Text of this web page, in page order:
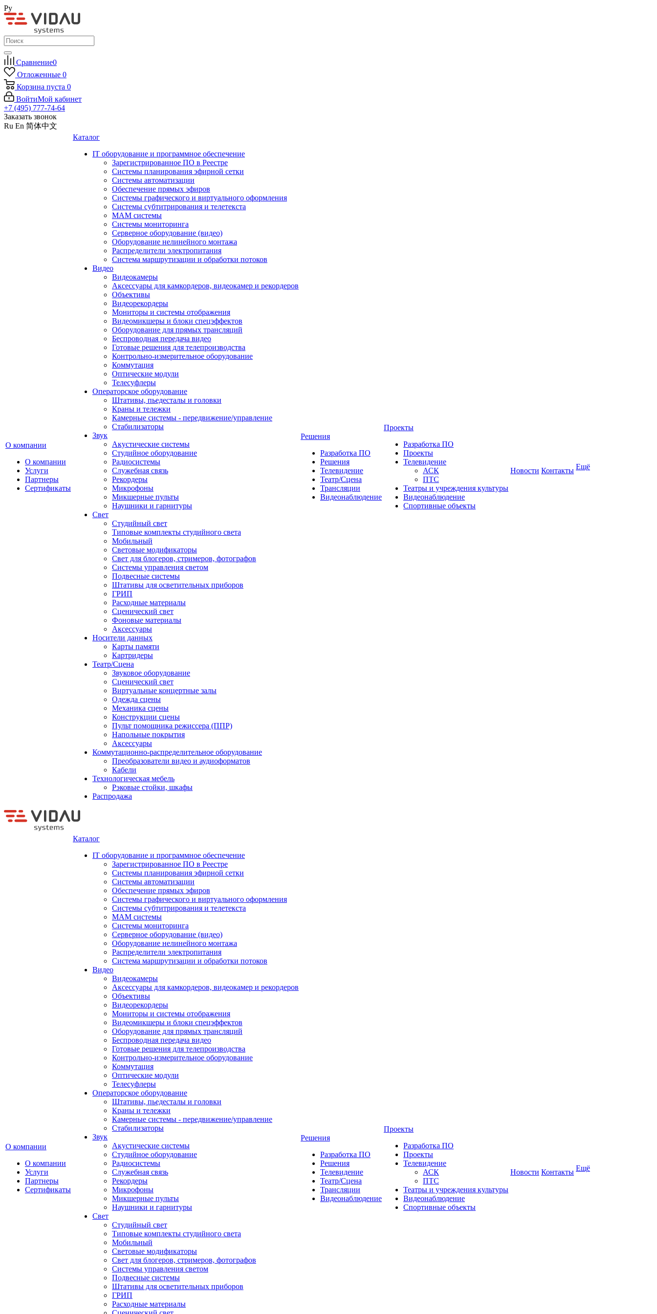
Ру
Сравнение0
Отложенные 0
Корзина пуста 0
ВойтиМой кабинет
+7 (495) 777-74-64
Заказать звонок
Ru En 简体中文
О компании
О компании
Услуги
Партнеры
Сертификаты
Каталог
IT оборудование и программное обеспечение
Зарегистрированное ПО в Реестре
Системы планирования эфирной сетки
Системы автоматизации
Обеспечение прямых эфиров
Системы графического и виртуального оформления
Системы субтитрирования и телетекста
MAM системы
Системы мониторинга
Серверное оборудование (видео)
Оборудование нелинейного монтажа
Распределители электропитания
Система маршрутизации и обработки потоков
Видео
Видеокамеры
Аксессуары для камкордеров, видеокамер и рекордеров
Объективы
Видеорекордеры
Мониторы и системы отображения
Видеомикшеры и блоки спецэффектов
Оборудование для прямых трансляций
Беспроводная передача видео
Готовые решения для телепроизводства
Контрольно-измерительное оборудование
Коммутация
Оптические модули
Телесуфлеры
Операторское оборудование
Штативы, пьедесталы и головки
Краны и тележки
Камерные системы - передвижение/управление
Стабилизаторы
Звук
Акустические системы
Студийное оборудование
Радиосистемы
Служебная связь
Рекордеры
Микрофоны
Микшерные пульты
Наушники и гарнитуры
Свет
Студийный свет
Типовые комплекты студийного света
Мобильный
Световые модификаторы
Свет для блогеров, стримеров, фотографов
Системы управления светом
Подвесные системы
Штативы для осветительных приборов
ГРИП
Расходные материалы
Сценический свет
Фоновые материалы
Аксессуары
Носители данных
Карты памяти
Картридеры
Театр/Сцена
Звуковое оборудование
Сценический свет
Виртуальные концертные залы
Одежда сцены
Механика сцены
Конструкции сцены
Пульт помощника режиссера (ППР)
Напольные покрытия
Аксессуары
Коммутационно-распределительное оборудование
Преобразователи видео и аудиоформатов
Кабели
Технологическая мебель
Рэковые стойки, шкафы
Распродажа
Решения
Разработка ПО
Решения
Телевидение
Театр/Сцена
Трансляции
Видеонаблюдение
Проекты
Разработка ПО
Проекты
Телевидение
АСК
ПТС
Театры и учреждения культуры
Видеонаблюдение
Спортивные объекты
Новости Контакты Ещё
О компании
О компании
Услуги
Партнеры
Сертификаты
Каталог
IT оборудование и программное обеспечение
Зарегистрированное ПО в Реестре
Системы планирования эфирной сетки
Системы автоматизации
Обеспечение прямых эфиров
Системы графического и виртуального оформления
Системы субтитрирования и телетекста
MAM системы
Системы мониторинга
Серверное оборудование (видео)
Оборудование нелинейного монтажа
Распределители электропитания
Система маршрутизации и обработки потоков
Видео
Видеокамеры
Аксессуары для камкордеров, видеокамер и рекордеров
Объективы
Видеорекордеры
Мониторы и системы отображения
Видеомикшеры и блоки спецэффектов
Оборудование для прямых трансляций
Беспроводная передача видео
Готовые решения для телепроизводства
Контрольно-измерительное оборудование
Коммутация
Оптические модули
Телесуфлеры
Операторское оборудование
Штативы, пьедесталы и головки
Краны и тележки
Камерные системы - передвижение/управление
Стабилизаторы
Звук
Акустические системы
Студийное оборудование
Радиосистемы
Служебная связь
Рекордеры
Микрофоны
Микшерные пульты
Наушники и гарнитуры
Свет
Студийный свет
Типовые комплекты студийного света
Мобильный
Световые модификаторы
Свет для блогеров, стримеров, фотографов
Системы управления светом
Подвесные системы
Штативы для осветительных приборов
ГРИП
Расходные материалы
Решения
Разработка ПО
Решения
Телевидение
Театр/Сцена
Трансляции
Видеонаблюдение
Проекты
Разработка ПО
Проекты
Телевидение
АСК
ПТС
Театры и учреждения культуры
Видеонаблюдение
Спортивные объекты
Новости Контакты Ещё